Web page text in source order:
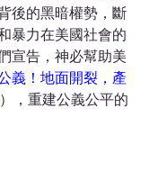
後的黑暗權勢，斷
暴力在美國社會的
宣告，神必幫助美
義！地面開裂，產
），重建公義公平的